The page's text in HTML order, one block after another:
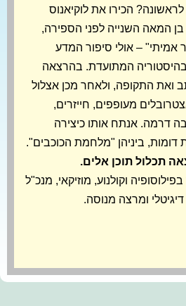
הכירו את לוקיאנוס
המאה השנייה לפני הספירה,
אמיתי" – אולי סיפור המדע
בהיסטוריה המתועדת. בהרצאה
ואת התקופה, ולאחר מכן אצלול
מעופפים, חייזרים,
דרמה. אנתח אותו כיצירה
דומות, ביניהן "מלחמת הכוכבים".
וקולנוע, מוזיקאי, מנכ"ל
ומרצה מנוסה.